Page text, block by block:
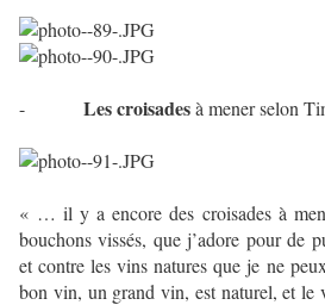
- Les croisadesà mener selon
« … il y a encore des croisades à
bouchons vissés, que j’adore pour de
et contre les vins natures que je ne
bon vin, un grand vin, est naturel, et le